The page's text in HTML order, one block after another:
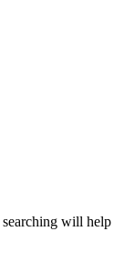
will help